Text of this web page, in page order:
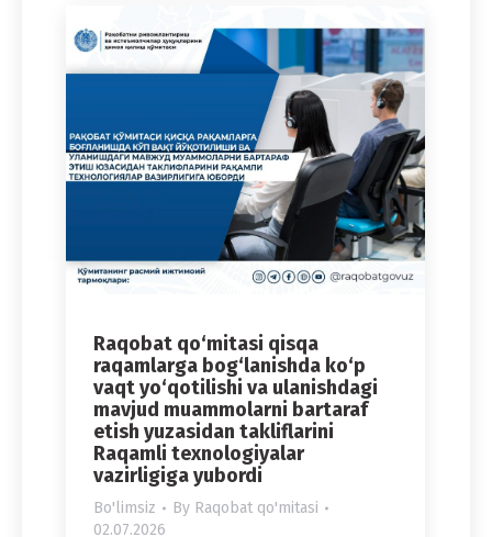
Raqobat qo‘mitasi qisqa
raqamlarga bog‘lanishda ko‘p
vaqt yo‘qotilishi va ulanishdagi
mavjud muammolarni bartaraf
etish yuzasidan takliflarini
Raqamli texnologiyalar
vazirligiga yubordi
Bo'limsiz By Raqobat qo'mitasi
02.07.2026